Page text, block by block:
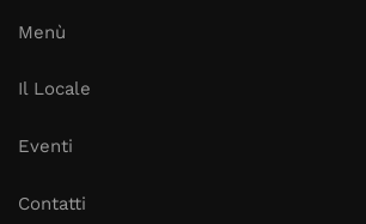
Menù
Il Locale
Eventi
Contatti